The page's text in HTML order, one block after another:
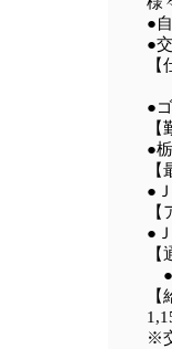
●
●
●
●
●
●
●
※